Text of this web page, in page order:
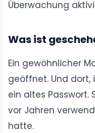
Überwachung
Was ist
Ein gewöhnlicher
geöffnet. Und dort,
ein altes Passwort.
vor Jahren
hatte.